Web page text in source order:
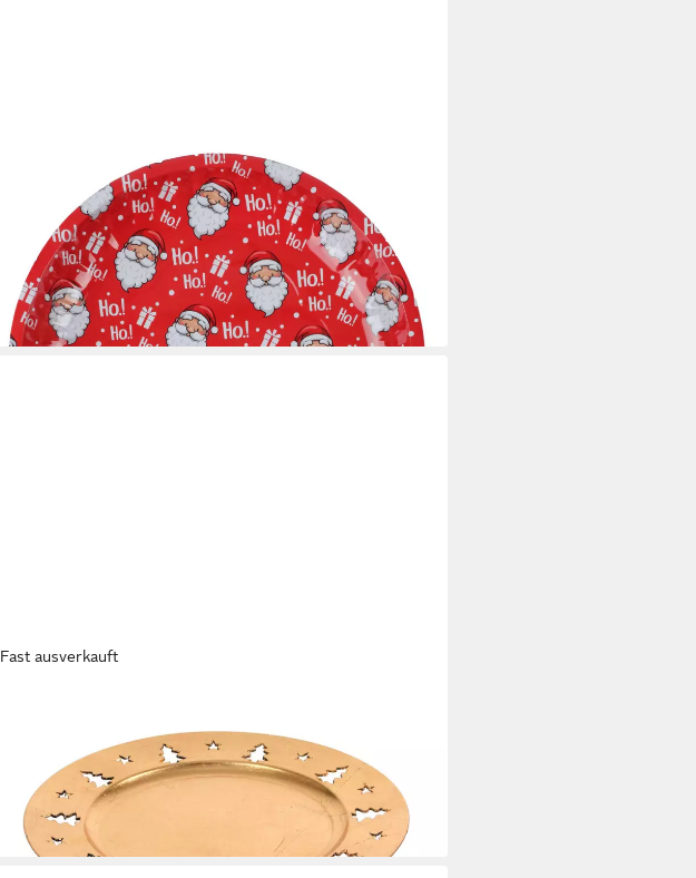
Dekofigur Weihnachtsteller 26 cm Plätzchenteller
Adventsdeko Nikolausteller
2,99 €
lieferbar - in 5-6 Werktagen bei dir
Fast ausverkauft
Adventsdeko Nikolausteller
2,99 €
lieferbar - in 4-5 Werktagen bei dir